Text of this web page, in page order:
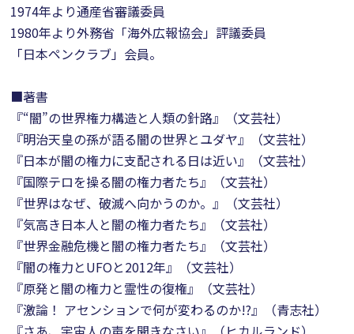
1974年より通産省審議委員
1980年より外務省「海外広報協会」評議委員
「日本ペンクラブ」会員。
■著書
『“闇”の世界権力構造と人類の針路』（文芸社）
『明治天皇の孫が語る闇の世界とユダヤ』（文芸社）
『日本が闇の権力に支配される日は近い』（文芸社）
『国際テロを操る闇の権力者たち』（文芸社）
『世界はなぜ、破滅へ向かうのか。』（文芸社）
『気高き日本人と闇の権力者たち』（文芸社）
『世界金融危機と闇の権力者たち』（文芸社）
『闇の権力とUFOと2012年』（文芸社）
『原発と闇の権力と霊性の復権』（文芸社）
『激論！ アセンションで何が変わるのか!?』（青志社）